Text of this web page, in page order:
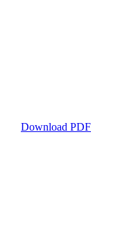
Download PDF